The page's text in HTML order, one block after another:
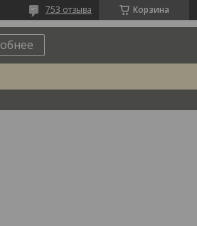
Корзина
753 отзыва